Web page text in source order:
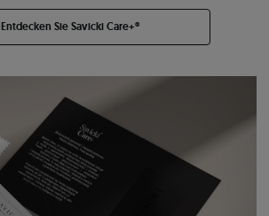
Entdecken Sie Savicki Care+®